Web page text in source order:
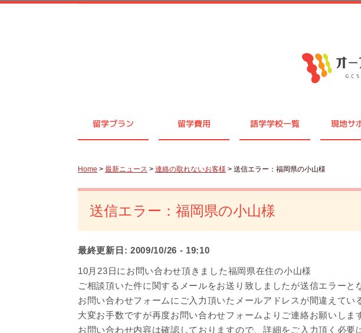
留学プラン 留学費用 語学学校一覧 現地サ
Home > 最新ニュース > 連絡の取れないお客様 > 送信エラー：福岡県の小山様
送信エラー：福岡県の小山様
最終更新日: 2009/10/26 - 19:10
10月23日にお問い合わせ頂きました福岡県在住の小山様
ご相談頂いた件に関するメールをお送り致しましたが送信エラーと
お問い合わせフォームにご入力頂いたメールアドレスが間違えてい
大変お手数ですが再度お問い合わせフォームよりご連絡お願いしま
お問い合わせ内容は確認しておりますので、詳細をご入力頂く必要